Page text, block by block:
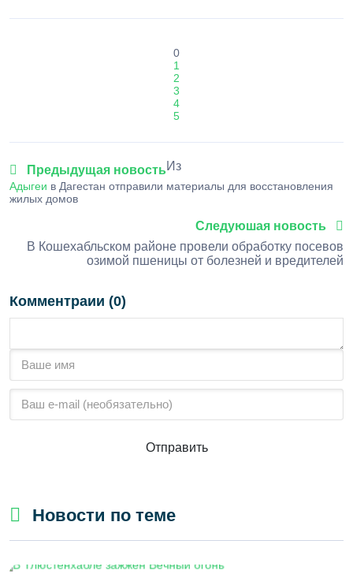
0
1
2
3
4
5
Предыдущая новостьИз
Адыгеи в Дагестан отправили материалы для восстановления
жилых домов
Следуюшая новость
В Кошехабльском районе провели обработку посевов
озимой пшеницы от болезней и вредителей
Комментраии (0)
Отправить
Новости по теме